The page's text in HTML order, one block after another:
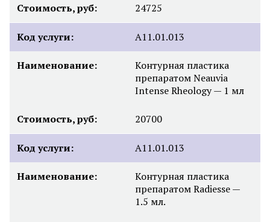
Стоимость, руб: 24725
Код услуги: А11.01.013
Наименование:
Контурная пластика
препаратом Neauvia
Intense Rheology — 1 мл
Стоимость, руб: 20700
Код услуги: А11.01.013
Наименование:
Контурная пластика
препаратом Radiesse —
1.5 мл.